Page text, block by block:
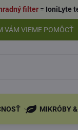
filter= IoniLyte
VÁM VIEME POMÔCŤ
MIKRÓBY